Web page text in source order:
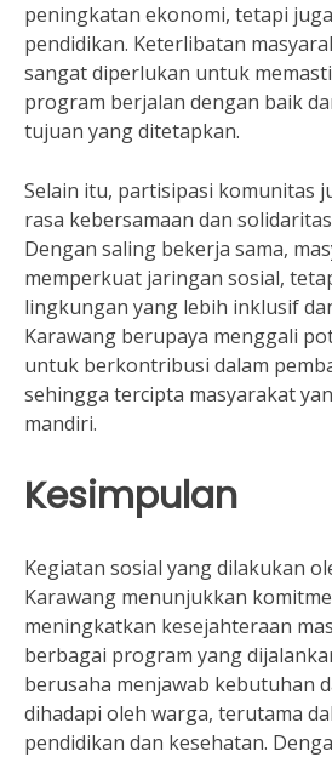
peningkatan ekonomi, tetapi
pendidikan. Keterlibatan
sangat diperlukan untuk
program berjalan dengan baik
tujuan yang ditetapkan.
Selain itu, partisipasi komunitas
rasa kebersamaan dan
Dengan saling bekerja sama,
memperkuat jaringan sosial,
lingkungan yang lebih inklusif
Karawang berupaya menggali
untuk berkontribusi dalam
sehingga tercipta masyarakat
mandiri.
Kesimpulan
Kegiatan sosial yang dilakukan
Karawang menunjukkan
meningkatkan kesejahteraan
berbagai program yang
berusaha menjawab kebutuhan
dihadapi oleh warga, terutama
pendidikan dan kesehatan.